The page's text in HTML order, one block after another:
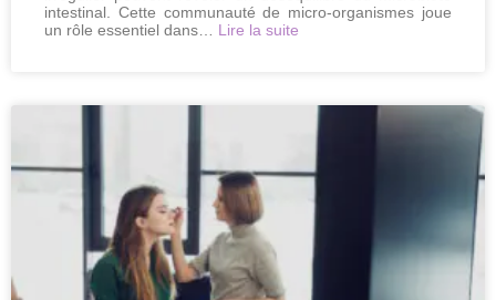
intestinal. Cette communauté de micro-organismes joue
un rôle essentiel dans… Lire la suite
prendre
soin
naturellement